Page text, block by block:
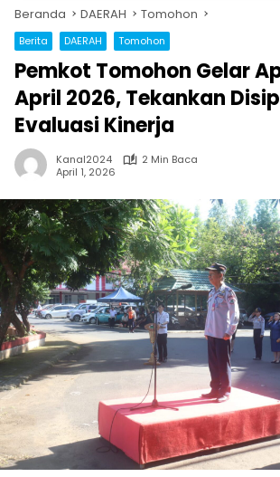
Beranda DAERAH Tomohon
Berita DAERAH Tomohon
Pemkot Tomohon Gelar
April 2026, Tekankan
Evaluasi Kinerja
Kanal2024
2 Min Baca
April 1, 2026